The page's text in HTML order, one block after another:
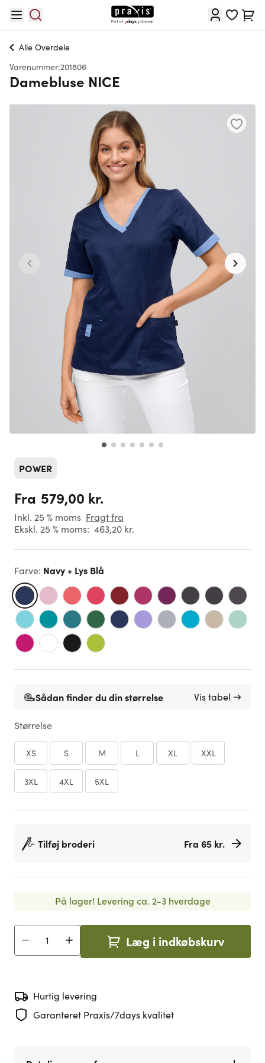
Cart
Alle Overdele
Varenummer:201806
Damebluse NICE
POWER
Fra 579,00 kr.
Inkl. 25 % moms Fragt fra
Ekskl. 25 % moms: 463,20 kr.
Farve: Navy + Lys Blå
Sådan finder du din størrelse Vis tabel →
Størrelse
XS S M L XL XXL
3XL 4XL 5XL
Tilføj broderi Fra 65 kr.
På lager! Levering ca. 2-3 hverdage
Antal Læg i indkøbskurv
Hurtig levering
Garanteret Praxis/7days kvalitet